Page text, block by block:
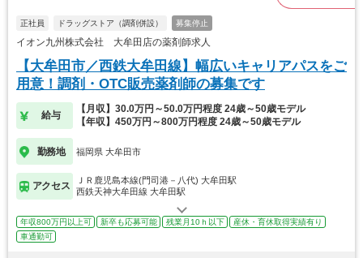
正社員 ドラッグストア（調剤併設） 募集停止
イオン九州株式会社 大牟田店の薬剤師求人
【大牟田市／西鉄大牟田線】幅広いキャリアパスをご
用意！調剤・OTC販売薬剤師の募集です
給与
【月収】30.0万円～50.0万円程度 24歳～50歳モデル
【年収】450万円～800万円程度 24歳～50歳モデル
勤務地 福岡県 大牟田市
アクセス
ＪＲ鹿児島本線(門司港－八代) 大牟田駅
西鉄天神大牟田線 大牟田駅
年収800万円以上可 新卒も応募可能 残業月10ｈ以下
産休・育休取得実績有り
車通勤可